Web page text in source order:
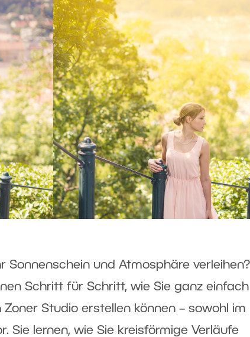
Sonnenschein und Atmosphäre
Schritt für Schritt, wie Sie ganz einfach
Studio erstellen können – sowohl im
Sie lernen, wie Sie kreisförmige Verläufe